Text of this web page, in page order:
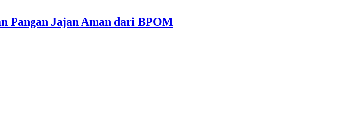
Pangan Jajan Aman dari BPOM